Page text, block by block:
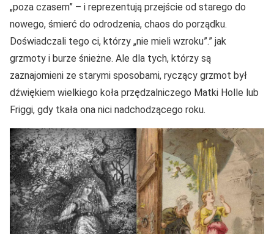
„poza czasem” – i reprezentują przejście od starego do
nowego, śmierć do odrodzenia, chaos do porządku.
Doświadczali tego ci, którzy „nie mieli wzroku”.” jak
grzmoty i burze śnieżne. Ale dla tych, którzy są
zaznajomieni ze starymi sposobami, ryczący grzmot był
dźwiękiem wielkiego koła przędzalniczego Matki Holle lub
Friggi, gdy tkała ona nici nadchodzącego roku.